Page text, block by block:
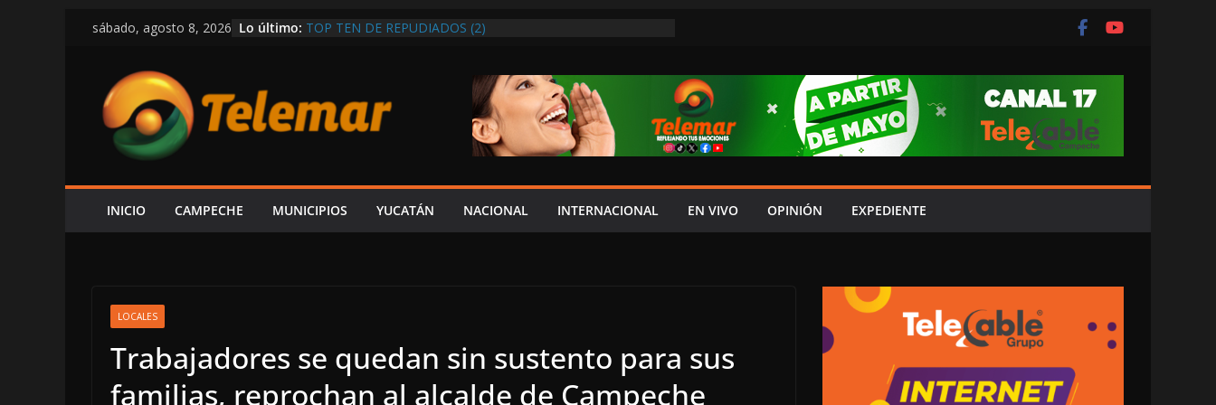
Saltar
contenido
sábado, agosto 8, 2026 Lo último: TOP TEN DE REPUDIADOS (2)
AUTORIDADES DEBEN ACTUAR ANTE DENUNCIA PÚBLICA
O ANÓNIMA SOBRE ABUSOS EN ANEXOS, PERO EL
AFECTADO TIENE QUE PRESENTARLA POR ESCRITO:
DESAPARECIDO EN CANDELARIA
EXIGIRÁ EL PAN A FUNCIONARIOS EXPLICAR QUÉ HAN
INICIO CAMPECHE MUNICIPIOS YUCATÁN NACIONAL INTERNACIONAL EN VIVO OPINIÓN EXPEDIENTE
LOCALES
Trabajadores se quedan sin sustento para sus
familias, reprochan al alcalde de Campeche